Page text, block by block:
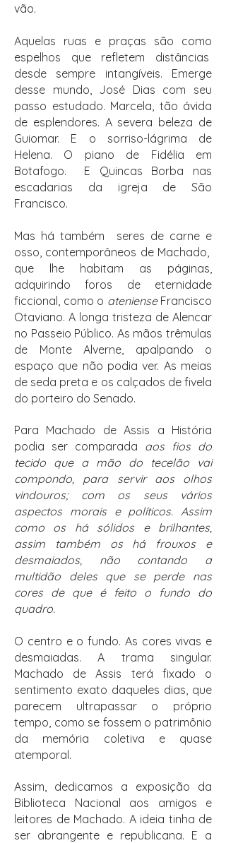
vão.
Aquelas ruas e praças são como
espelhos que refletem distâncias
desde sempre intangíveis. Emerge
desse mundo, José Dias com seu
passo estudado. Marcela, tão ávida
de esplendores. A severa beleza de
Guiomar. E o sorriso-lágrima de
Helena. O piano de Fidélia em
Botafogo. E Quincas Borba nas
escadarias da igreja de São
Francisco.
Mas há também seres de carne e
osso, contemporâneos de Machado,
que lhe habitam as páginas,
adquirindo foros de eternidade
ficcional, como o ateniense Francisco
Otaviano. A longa tristeza de Alencar
no Passeio Público. As mãos trêmulas
de Monte Alverne, apalpando o
espaço que não podia ver. As meias
de seda preta e os calçados de fivela
do porteiro do Senado.
Para Machado de Assis a História
podia ser comparada aos fios do
tecido que a mão do tecelão vai
compondo, para servir aos olhos
vindouros; com os seus vários
aspectos morais e políticos. Assim
como os há sólidos e brilhantes,
assim também os há frouxos e
desmaiados, não contando a
multidão deles que se perde nas
cores de que é feito o fundo do
quadro.
O centro e o fundo. As cores vivas e
desmaiadas. A trama singular.
Machado de Assis terá fixado o
sentimento exato daqueles dias, que
parecem ultrapassar o próprio
tempo, como se fossem o patrimônio
da memória coletiva e quase
atemporal.
Assim, dedicamos a exposição da
Biblioteca Nacional aos amigos e
leitores de Machado. A ideia tinha de
ser abrangente e republicana. E a